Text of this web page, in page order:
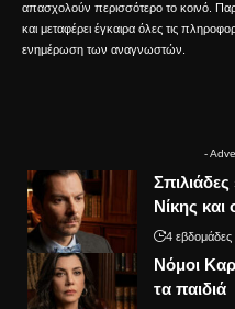
απασχολούν περισσότερο το κοινό.
και μεταφέρει έγκαιρα όλες τις
ενημέρωση των αναγνωστών.
-
Νίκης και
4 εβδομάδες
Νόμοι
τα παιδιά